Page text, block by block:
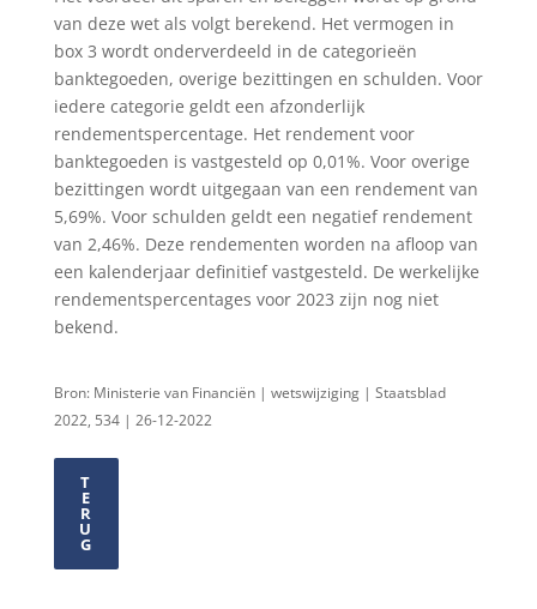
van deze wet als volgt berekend. Het vermogen in
box 3 wordt onderverdeeld in de categorieën
banktegoeden, overige bezittingen en schulden. Voor
iedere categorie geldt een afzonderlijk
rendementspercentage. Het rendement voor
banktegoeden is vastgesteld op 0,01%. Voor overige
bezittingen wordt uitgegaan van een rendement van
5,69%. Voor schulden geldt een negatief rendement
van 2,46%. Deze rendementen worden na afloop van
een kalenderjaar definitief vastgesteld. De werkelijke
rendementspercentages voor 2023 zijn nog niet
bekend.
Bron: Ministerie van Financiën | wetswijziging | Staatsblad
2022, 534 | 26-12-2022
T
E
R
U
G